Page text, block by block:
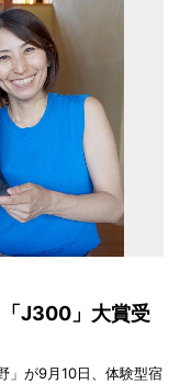
J300」大賞受
」が9月10日、体験型宿